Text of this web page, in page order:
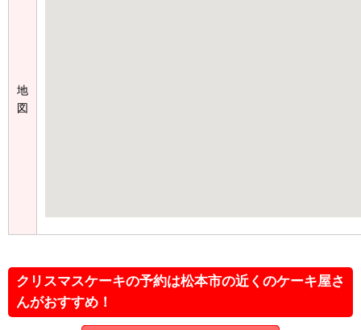
地
図
クリスマスケーキの予約は松本市の近くのケーキ屋さ
んがおすすめ！